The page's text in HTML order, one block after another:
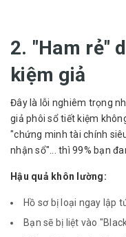
2. "Ham rẻ"
kiệm giả
Đây là lỗi nghiêm trọng
giả phôi sổ tiết kiệm
"chứng minh tài chính
nhận sổ"... thì 99% bạn
Hậu quả khôn lường:
Hồ sơ bị loại ngay lập
Bạn sẽ bị liệt vào